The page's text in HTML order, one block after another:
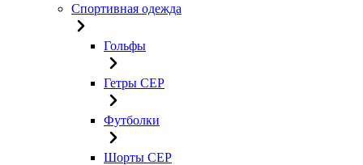
Спортивная одежда
Гольфы
Гетры CEP
Футболки
Шорты CEP